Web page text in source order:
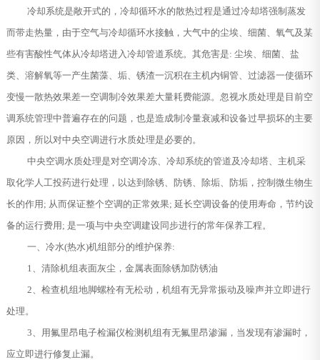
冷却系统是敞开式的，冷却循环水的散热过程是通过冷却塔强制蒸发
而带走热量，由于空气与冷却循环水接触，大气中的尘埃、细菌、氧气及某
些有害酸性气体从冷却塔进入冷却管道系统。其危害是: 尘埃、细菌、盐
类、溶解氧等一产生菌藻、垢、锈渣一沉积在主机内铜管、过滤器一使循环
变慢一散热效果差一空调制冷效果差大量耗费能源。忽视水质处理是目前空
调系统管理中普遍存在的问题，也是造成制冷量衰减和设备过早损坏的主要
原因，所以对中央空调进行水质处理是必要的。
中央空调水质处理是对空调冷冻、冷却系统的管道及冷却塔、主机采
取化学人工投药进行处理，以达到除锈、防锈、除垢、防垢，控制微生物生
长的作用; 从而保证整个空调的正常效果; 延长空调设备的使用寿命，节约设
备的运行费用; 是一项与中央空调建设同步进行的常年保养工程。
一、冷水(热水)机组部分的维护保养:
1、清除机组表面灰尘，金属表面除锈加防锈油
2、检查机组地脚螺栓有无松动，机组有无异常振动及噪声并立即进行
处理。
3、用氟里昂电子检漏仪检测机组有无氟里昂渗漏，当发现有渗漏时，
应立即进行修复止漏。